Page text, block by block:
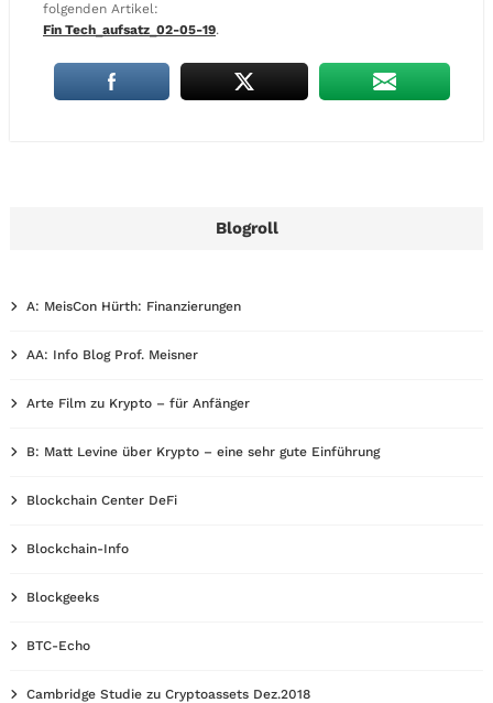
folgenden Artikel:
Fin Tech_aufsatz_02-05-19.
Blogroll
A: MeisCon Hürth: Finanzierungen
AA: Info Blog Prof. Meisner
Arte Film zu Krypto – für Anfänger
B: Matt Levine über Krypto – eine sehr gute Einführung
Blockchain Center DeFi
Blockchain-Info
Blockgeeks
BTC-Echo
Cambridge Studie zu Cryptoassets Dez.2018